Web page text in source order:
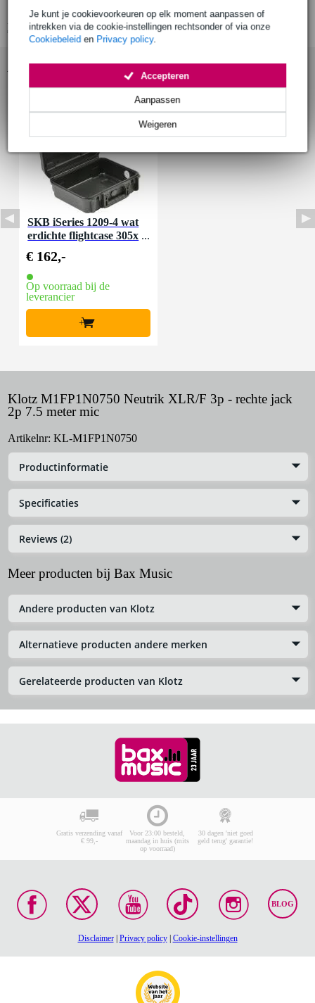
Je kunt je cookievoorkeuren op elk moment aanpassen of
intrekken via de cookie-instellingen rechtsonder of via onze
Cookiebeleid en Privacy policy.
Weigeren
Aanpassen
Accepteren
Bekijk alle productspecificaties
Accessoires (1)
SKB iSeries 1209-4 wat
erdichte flightcase 305x
€ 162,-
Op voorraad bij de
leverancier
+
Klotz M1FP1N0750 Neutrik XLR/F 3p - rechte jack
2p 7.5 meter mic
Artikelnr: KL-M1FP1N0750
Productinformatie
Specificaties
Reviews (2)
Meer producten bij Bax Music
Andere producten van Klotz
Alternatieve producten andere merken
Gerelateerde producten van Klotz
Gratis verzending vanaf
€ 99,-
Voor 23:00 besteld,
maandag in huis (mits
op voorraad)
30 dagen 'niet goed
geld terug' garantie!
BLOG
Disclaimer| Privacy policy| Cookie-instellingen